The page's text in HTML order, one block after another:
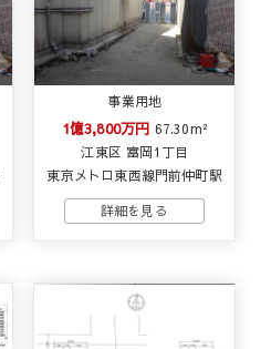
事業用地
1億3,800万円 67.30m²
江東区 富岡1丁目
東京メトロ東西線門前仲町駅